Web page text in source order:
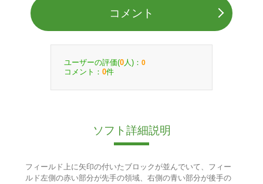
コメント
ユーザーの評価(0 人)： 0
コメント： 0件
ソフト詳細説明
フィールド上に矢印の付いたブロックが並んでいて、フィー
ルド左側の赤い部分が先手の領域、右側の青い部分が後手の